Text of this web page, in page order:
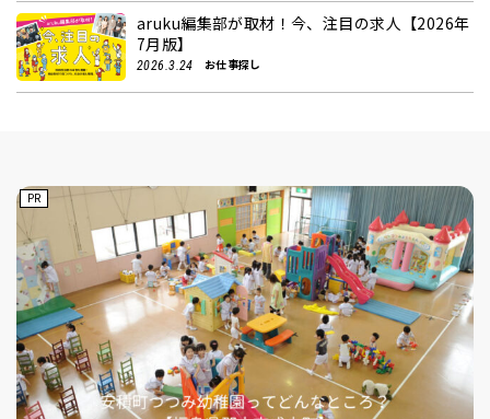
aruku編集部が取材！今、注目の求人【2026年
7月版】
2026.3.24 お仕事探し
PR